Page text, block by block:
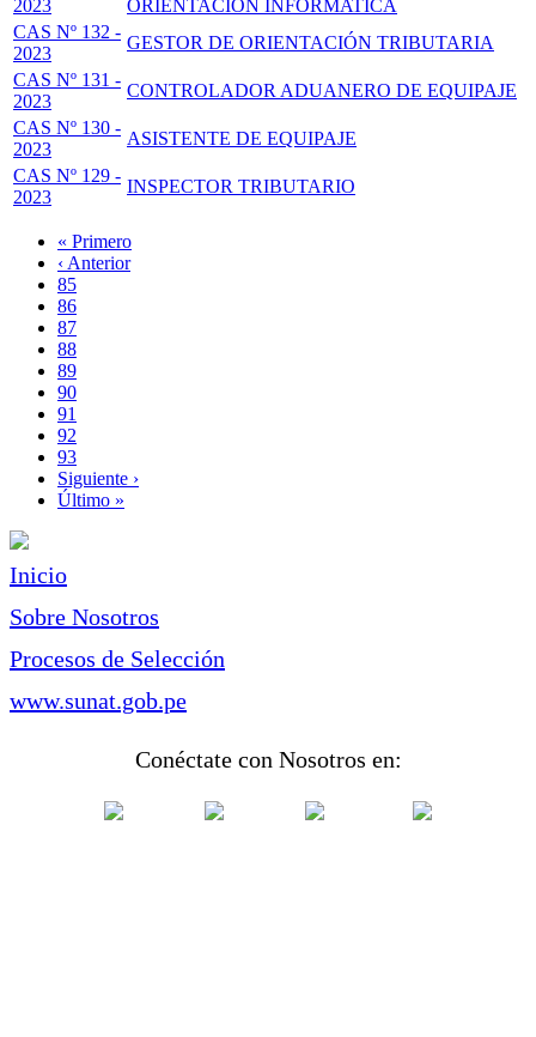
2023
ORIENTACION INFORMATICA
CAS Nº 132 -
2023
GESTOR DE ORIENTACIÓN TRIBUTARIA
CAS Nº 131 -
2023
CONTROLADOR ADUANERO DE EQUIPAJE
CAS Nº 130 -
2023
ASISTENTE DE EQUIPAJE
CAS Nº 129 -
2023
INSPECTOR TRIBUTARIO
Paginación
Primera
página
« Primero
Página
anterior
‹ Anterior
Page
85
Page
86
Page
87
Page
88
Página
actual
89
Page
90
Page
91
Page
92
Page
93
Siguiente
página
Siguiente ›
Última
Último »
Inicio
Sobre Nosotros
Procesos de Selección
www.sunat.gob.pe
Conéctate con Nosotros en: